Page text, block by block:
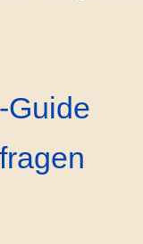
Guide